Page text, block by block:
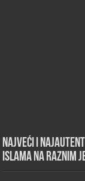
Najveći i
islama na raznim